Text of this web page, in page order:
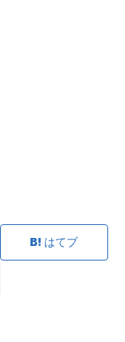
はてブ